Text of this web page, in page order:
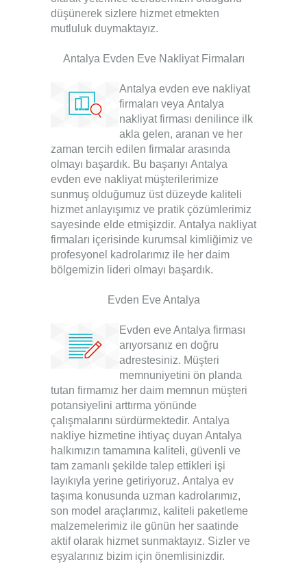
düşünerek sizlere hizmet etmekten
mutluluk duymaktayız.
Antalya Evden Eve Nakliyat Firmaları
Antalya evden eve nakliyat
firmaları veya Antalya
nakliyat firması denilince ilk
akla gelen, aranan ve her
zaman tercih edilen firmalar arasında
olmayı başardık. Bu başarıyı Antalya
evden eve nakliyatmüşterilerimize
sunmuş olduğumuz üst düzeyde kaliteli
hizmet anlayışımız ve pratik çözümlerimiz
sayesinde elde etmişizdir. Antalya nakliyat
firmaları içerisinde kurumsal kimliğimiz ve
profesyonel kadrolarımız ile her daim
bölgemizin lideri olmayı başardık.
Evden Eve Antalya
Evden eve Antalya firması
arıyorsanız en doğru
adrestesiniz. Müşteri
memnuniyetini ön planda
tutan firmamız her daim memnun müşteri
potansiyelini arttırma yönünde
çalışmalarını sürdürmektedir. Antalya
nakliye hizmetine ihtiyaç duyan Antalya
halkımızın tamamına kaliteli, güvenli ve
tam zamanlı şekilde talep ettikleri işi
layıkıyla yerine getiriyoruz. Antalya ev
taşıma konusunda uzman kadrolarımız,
son model araçlarımız, kaliteli paketleme
malzemelerimiz ile günün her saatinde
aktif olarak hizmet sunmaktayız. Sizler ve
eşyalarınız bizim için önemlisinizdir.